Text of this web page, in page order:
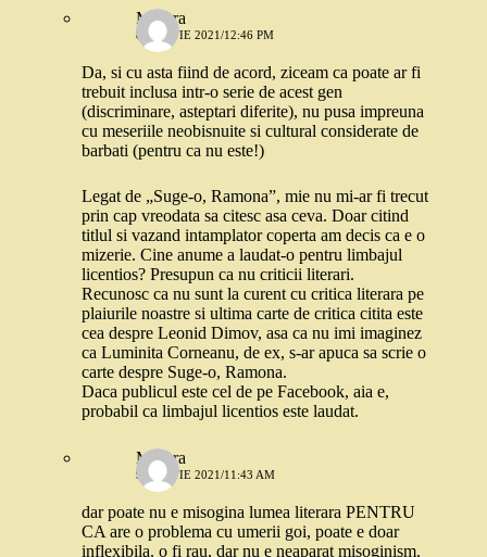
Morera
8 MARTIE 2021/12:46 PM
Da, si cu asta fiind de acord, ziceam ca poate ar fi
trebuit inclusa intr-o serie de acest gen
(discriminare, asteptari diferite), nu pusa impreuna
cu meseriile neobisnuite si cultural considerate de
barbati (pentru ca nu este!)
Legat de „Suge-o, Ramona”, mie nu mi-ar fi trecut
prin cap vreodata sa citesc asa ceva. Doar citind
titlul si vazand intamplator coperta am decis ca e o
mizerie. Cine anume a laudat-o pentru limbajul
licentios? Presupun ca nu criticii literari.
Recunosc ca nu sunt la curent cu critica literara pe
plaiurile noastre si ultima carte de critica citita este
cea despre Leonid Dimov, asa ca nu imi imaginez
ca Luminita Corneanu, de ex, s-ar apuca sa scrie o
carte despre Suge-o, Ramona.
Daca publicul este cel de pe Facebook, aia e,
probabil ca limbajul licentios este laudat.
Morera
9 MARTIE 2021/11:43 AM
dar poate nu e misogina lumea literara PENTRU
CA are o problema cu umerii goi, poate e doar
inflexibila. o fi rau, dar nu e neaparat misoginism.